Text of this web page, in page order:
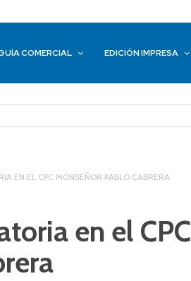
COMERCIAL EDICIÓN IMPRESA
EN EL CPC MONSEÑOR PABLO CABRERA
en el CPC